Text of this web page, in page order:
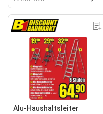
Alu-Haushaltsleiter